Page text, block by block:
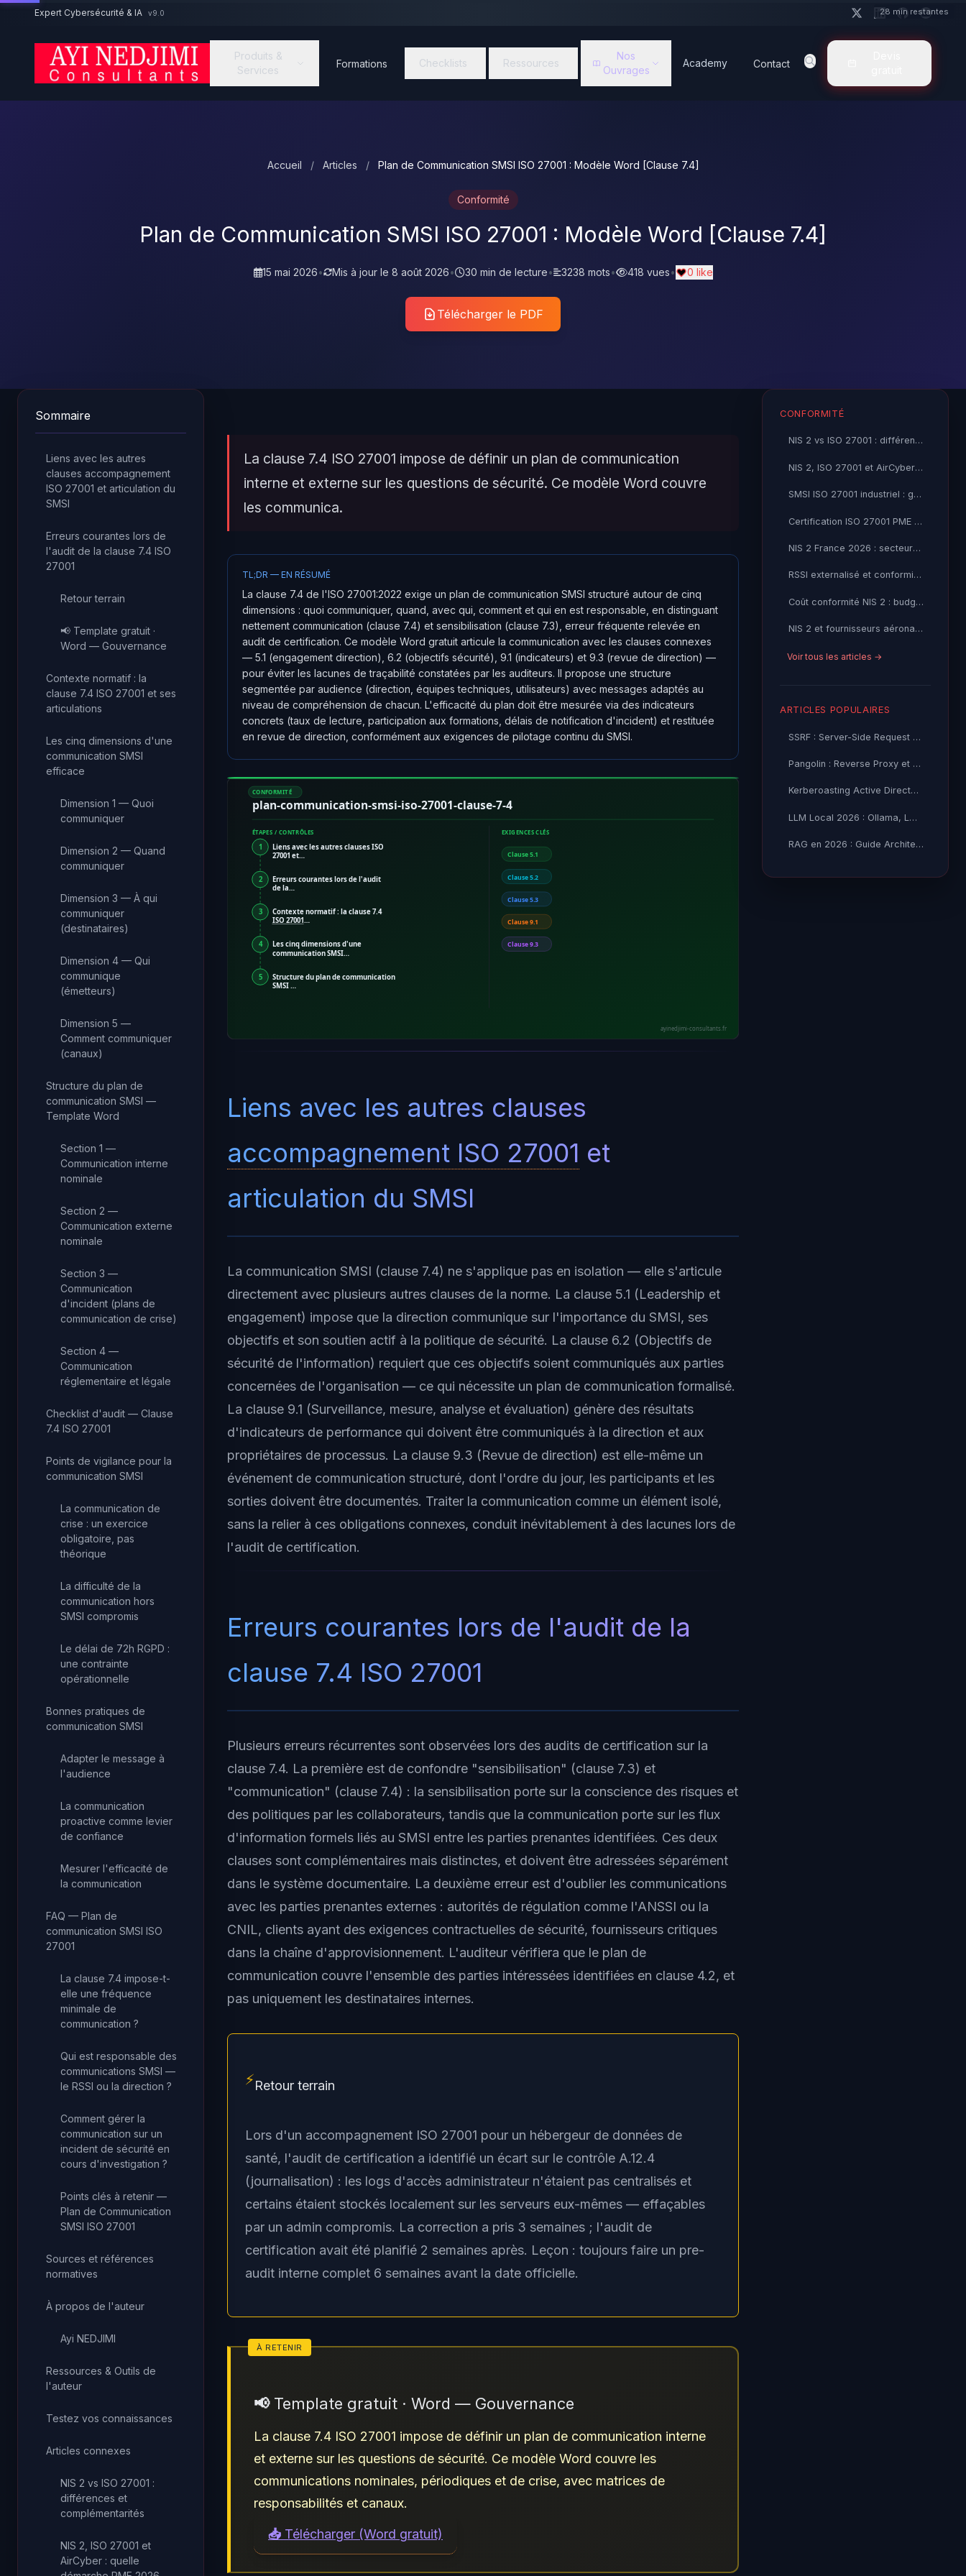
Aller au contenu principal
Expert Cybersécurité & IA v9.0
Produits &
Services
Formations Checklists Ressources
Nos
Ouvrages
Academy Contact
Accueil / Articles / Plan de Communication SMSI ISO 27001 : Modèle Word [Clause 7.4]
Conformité
Plan de Communication SMSI ISO 27001 : Modèle Word [Clause 7.4]
15 mai 2026• Mis à jour le 8 août 2026• 30 min de lecture• 3238 mots• 418 vues• 0 like
Télécharger le PDF
Sommaire
Liens avec les autres
clauses accompagnement
ISO 27001 et articulation du
SMSI
Erreurs courantes lors de
l'audit de la clause 7.4 ISO
27001
Retour terrain
📢 Template gratuit ·
Word — Gouvernance
Contexte normatif : la
clause 7.4 ISO 27001 et ses
articulations
Les cinq dimensions d'une
communication SMSI
efficace
Dimension 1 — Quoi
communiquer
Dimension 2 — Quand
communiquer
Dimension 3 — À qui
communiquer
(destinataires)
Dimension 4 — Qui
communique
(émetteurs)
Dimension 5 —
Comment communiquer
(canaux)
Structure du plan de
communication SMSI —
Template Word
Section 1 —
Communication interne
nominale
Section 2 —
Communication externe
nominale
Section 3 —
Communication
d'incident (plans de
communication de crise)
Section 4 —
Communication
réglementaire et légale
Checklist d'audit — Clause
7.4 ISO 27001
Points de vigilance pour la
communication SMSI
La communication de
crise : un exercice
obligatoire, pas
théorique
La difficulté de la
communication hors
SMSI compromis
Le délai de 72h RGPD :
une contrainte
opérationnelle
Bonnes pratiques de
communication SMSI
Adapter le message à
l'audience
La communication
proactive comme levier
de confiance
Mesurer l'efficacité de
la communication
FAQ — Plan de
communication SMSI ISO
27001
La clause 7.4 impose-t-
elle une fréquence
minimale de
communication ?
Qui est responsable des
communications SMSI —
le RSSI ou la direction ?
Comment gérer la
communication sur un
incident de sécurité en
cours d'investigation ?
Points clés à retenir —
Plan de Communication
SMSI ISO 27001
Sources et références
normatives
À propos de l'auteur
Ayi NEDJIMI
Ressources & Outils de
l'auteur
Testez vos connaissances
Articles connexes
NIS 2 vs ISO 27001 :
différences et
complémentarités
NIS 2, ISO 27001 et
AirCyber : quelle
La clause 7.4 ISO 27001 impose de définir un plan de communication
interne et externe sur les questions de sécurité. Ce modèle Word couvre
les communica.
TL;DR — EN RÉSUMÉ
La clause 7.4 de l'ISO 27001:2022 exige un plan de communication SMSI structuré autour de cinq
dimensions : quoi communiquer, quand, avec qui, comment et qui en est responsable, en distinguant
nettement communication (clause 7.4) et sensibilisation (clause 7.3), erreur fréquente relevée en
audit de certification. Ce modèle Word gratuit articule la communication avec les clauses connexes
— 5.1 (engagement direction), 6.2 (objectifs sécurité), 9.1 (indicateurs) et 9.3 (revue de direction) —
pour éviter les lacunes de traçabilité constatées par les auditeurs. Il propose une structure
segmentée par audience (direction, équipes techniques, utilisateurs) avec messages adaptés au
niveau de compréhension de chacun. L'efficacité du plan doit être mesurée via des indicateurs
concrets (taux de lecture, participation aux formations, délais de notification d'incident) et restituée
en revue de direction, conformément aux exigences de pilotage continu du SMSI.
CONFORMITÉ
plan-communication-smsi-iso-27001-clause-7-4
ÉTAPES / CONTRÔLES
1
Liens avec les autres clauses ISO
27001 et…
2 Erreurs courantes lors de l'audit
de la…
3
Contexte normatif : la clause 7.4
ISO 27001…
4 Les cinq dimensions d'une
communication SMSI…
5 Structure du plan de communication
SMSI …
EXIGENCES CLÉS
Clause 5.1
Clause 5.2
Clause 5.3
Clause 9.1
Clause 9.3
ayinedjimi-consultants.fr
Liens avec les autres clauses
accompagnement ISO 27001 et
articulation du SMSI
La communication SMSI (clause 7.4) ne s'applique pas en isolation — elle s'articule
directement avec plusieurs autres clauses de la norme. La clause 5.1 (Leadership et
engagement) impose que la direction communique sur l'importance du SMSI, ses
objectifs et son soutien actif à la politique de sécurité. La clause 6.2 (Objectifs de
sécurité de l'information) requiert que ces objectifs soient communiqués aux parties
concernées de l'organisation — ce qui nécessite un plan de communication formalisé.
La clause 9.1 (Surveillance, mesure, analyse et évaluation) génère des résultats
d'indicateurs de performance qui doivent être communiqués à la direction et aux
propriétaires de processus. La clause 9.3 (Revue de direction) est elle-même un
événement de communication structuré, dont l'ordre du jour, les participants et les
sorties doivent être documentés. Traiter la communication comme un élément isolé,
sans la relier à ces obligations connexes, conduit inévitablement à des lacunes lors de
l'audit de certification.
Erreurs courantes lors de l'audit de la
clause 7.4 ISO 27001
Plusieurs erreurs récurrentes sont observées lors des audits de certification sur la
clause 7.4. La première est de confondre "sensibilisation" (clause 7.3) et
"communication" (clause 7.4) : la sensibilisation porte sur la conscience des risques et
des politiques par les collaborateurs, tandis que la communication porte sur les flux
d'information formels liés au SMSI entre les parties prenantes identifiées. Ces deux
clauses sont complémentaires mais distinctes, et doivent être adressées séparément
dans le système documentaire. La deuxième erreur est d'oublier les communications
avec les parties prenantes externes : autorités de régulation comme l'ANSSI ou la
CNIL, clients ayant des exigences contractuelles de sécurité, fournisseurs critiques
dans la chaîne d'approvisionnement. L'auditeur vérifiera que le plan de
communication couvre l'ensemble des parties intéressées identifiées en clause 4.2, et
pas uniquement les destinataires internes.
⚡Retour terrain
Lors d'un accompagnement ISO 27001 pour un hébergeur de données de
santé, l'audit de certification a identifié un écart sur le contrôle A.12.4
(journalisation) : les logs d'accès administrateur n'étaient pas centralisés et
certains étaient stockés localement sur les serveurs eux-mêmes — effaçables
par un admin compromis. La correction a pris 3 semaines ; l'audit de
certification avait été planifié 2 semaines après. Leçon : toujours faire un pre-
audit interne complet 6 semaines avant la date officielle.
📢 Template gratuit · Word — Gouvernance
La clause 7.4 ISO 27001 impose de définir un plan de communication interne
et externe sur les questions de sécurité. Ce modèle Word couvre les
communications nominales, périodiques et de crise, avec matrices de
responsabilités et canaux.
📥 Télécharger (Word gratuit)
CONFORMITÉ
NIS 2 vs ISO 27001 : différences et complémentarités
NIS 2, ISO 27001 et AirCyber : quelle démarche PME 2026
SMSI ISO 27001 industriel : guide de mise en œuvre 2026
Certification ISO 27001 PME : coût, durée et ROI 2026
NIS 2 France 2026 : secteurs et entreprises concernés
RSSI externalisé et conformité NIS 2 : l'accompagnement clé en main
Coût conformité NIS 2 : budget réaliste pour une PME 2026
NIS 2 et fournisseurs aéronautiques : obligations 2026
Voir tous les articles →
ARTICLES POPULAIRES
SSRF : Server-Side Request Forgery — Exploitation Avancée
Pangolin : Reverse Proxy et Tunnel Self-Hosted — Guide
Kerberoasting Active Directory : Attaque et Défense 2026
LLM Local 2026 : Ollama, LM Studio ou vLLM — Quel Outil selon
RAG en 2026 : Guide Architecture, Vectorisation & Chunking
28 min restantes